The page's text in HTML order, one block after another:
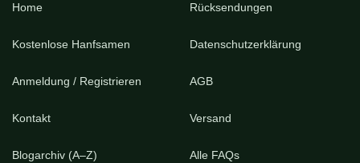
Home
Kostenlose Hanfsamen
Anmeldung / Registrieren
Kontakt
Blogarchiv (A–Z)
Rücksendungen
Datenschutzerklärung
AGB
Versand
Alle FAQs